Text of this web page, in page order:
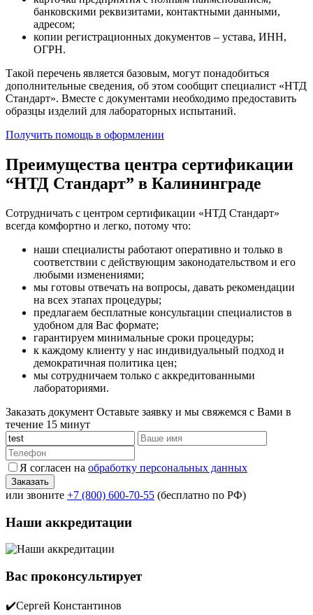
банковскими реквизитами, контактными данными,
адресом;
копии регистрационных документов – устава, ИНН,
ОГРН.
Такой перечень является базовым, могут понадобиться
дополнительные сведения, об этом сообщит специалист «НТД
Стандарт». Вместе с документами необходимо предоставить
образцы изделий для лабораторных испытаний.
Получить помощь в оформлении
Преимущества центра сертификации
“НТД Стандарт” в Калининграде
Сотрудничать с центром сертификации «НТД Стандарт»
всегда комфортно и легко, потому что:
наши специалисты работают оперативно и только в
соответствии с действующим законодательством и его
любыми изменениями;
мы готовы отвечать на вопросы, давать рекомендации
на всех этапах процедуры;
предлагаем бесплатные консультации специалистов в
удобном для Вас формате;
гарантируем минимальные сроки процедуры;
к каждому клиенту у нас индивидуальный подход и
демократичная политика цен;
мы сотрудничаем только с аккредитованными
лабораториями.
Заказать документ Оставьте заявку и мы свяжемся с Вами в
течение 15 минут
Я согласен на обработку персональных данных
или звоните +7 (800) 600-70-55 (бесплатно по РФ)
Наши аккредитации
Вас проконсультирует
✔️Сергей Константинов